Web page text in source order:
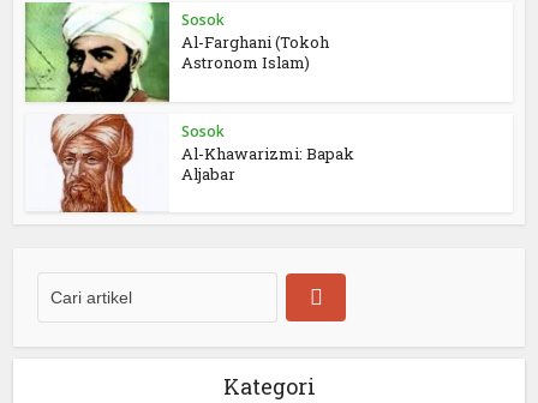
Sosok
Al-Farghani (Tokoh
Astronom Islam)
Sosok
Al-Khawarizmi: Bapak
Aljabar
Kategori